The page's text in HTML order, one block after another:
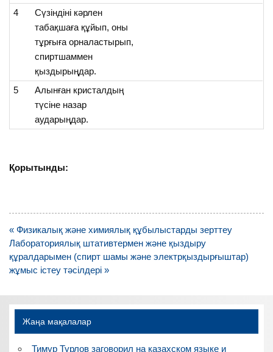
4
Сүзіндіні кәрлен
табақшаға құйып, оны
тұрғыға орналастырып,
спиртшаммен
қыздырыңдар.
5
Алынған кристалдың
түсіне назар
аударыңдар.
Қорытынды:
Навигация
по
записям
« Физикалық және химиялық құбылыстарды зерттеу
Лабораториялық штативтермен және қыздыру
құралдарымен (спирт шамы және электрқыздырғыштар)
жұмыс істеу тәсілдері »
Жаңа мақалалар
Тимур Турлов заговорил на казахском языке и